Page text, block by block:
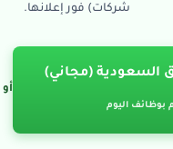
شركات) فور إعلانها.
السعودية (مجاني)
بوظائف اليوم